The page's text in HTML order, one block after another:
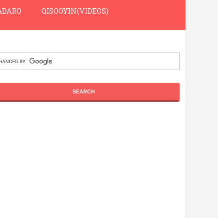
QISOOYIN(VIDEOS)